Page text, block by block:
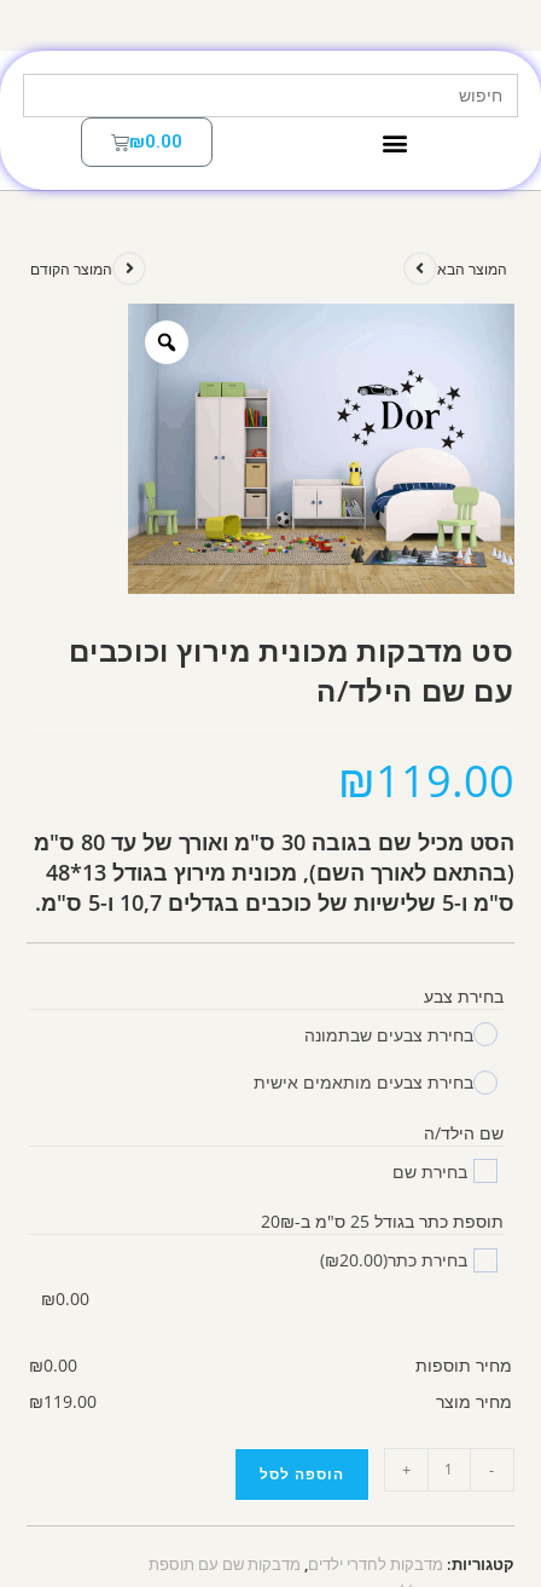
Search
for:
₪0.00
המוצר הקודם המוצר הבא
סט מדבקות מכונית מירוץ וכוכבים
עם שם הילד/ה
₪119.00
הסט מכיל שם בגובה 30 ס"מ ואורך של עד 80 ס"מ
(בהתאם לאורך השם), מכונית מירוץ בגודל 13*48
ס"מ ו-5 שלישיות של כוכבים בגדלים 10,7 ו-5 ס"מ.
בחירת צבע
בחירת צבעים שבתמונה
בחירת צבעים מותאמים אישית
שם הילד/ה
בחירת שם
תוספת כתר בגודל 25 ס"מ ב-20₪
בחירת כתר(₪20.00)
₪0.00
מחיר תוספות ₪0.00
מחיר מוצר
₪119.00
-
+ הוספה לסל
קטגוריות: מדבקות לחדרי ילדים, מדבקות שם עם תוספת